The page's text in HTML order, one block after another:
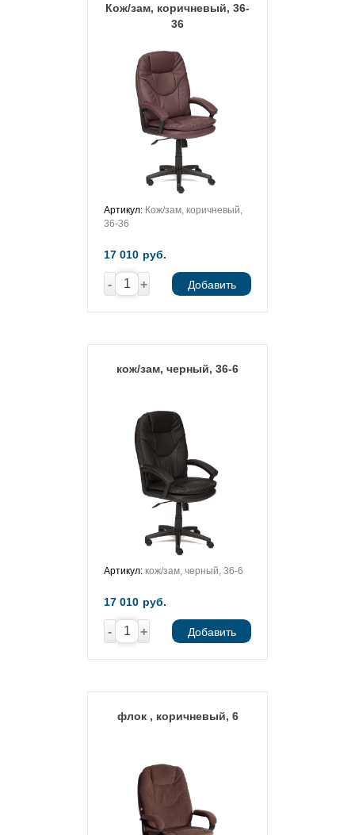
Кож/зам, коричневый, 36-
36
Артикул: Кож/зам, коричневый,
36-36
17 010 руб.
- + Добавить
кож/зам, черный, 36-6
Артикул: кож/зам, черный, 36-6
17 010 руб.
- + Добавить
флок , коричневый, 6